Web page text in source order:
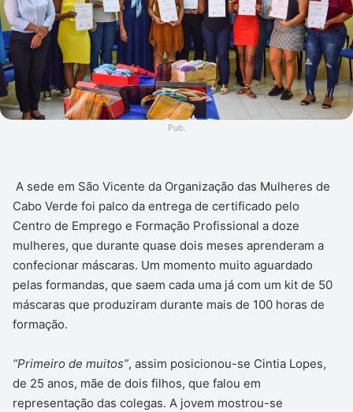
Pub.
A sede em São Vicente da Organização das Mulheres de
Cabo Verde foi palco da entrega de certificado pelo
Centro de Emprego e Formação Profissional a doze
mulheres, que durante quase dois meses aprenderam a
confecionar máscaras. Um momento muito aguardado
pelas formandas, que saem cada uma já com um kit de 50
máscaras que produziram durante mais de 100 horas de
formação.
“Primeiro de muitos”, assim posicionou-se Cintia Lopes,
de 25 anos, mãe de dois filhos, que falou em
representação das colegas. A jovem mostrou-se